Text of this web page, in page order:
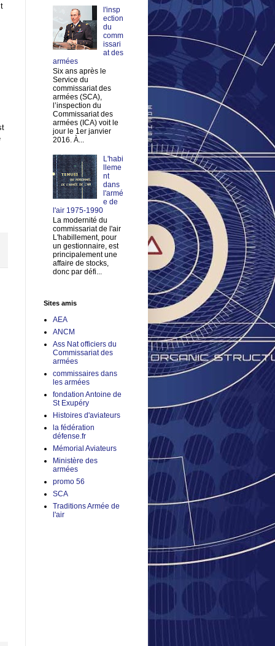
l'insp
ection
du
comm
issari
at des
armées
Six ans après le
Service du
commissariat des
armées (SCA),
l’inspection du
Commissariat des
armées (ICA) voit le
jour le 1er janvier
2016. À...
L'habi
lleme
nt
dans
l'armé
e de
l'air 1975-1990
La modernité du
commissariat de l'air
L'habillement, pour
un gestionnaire, est
principalement une
affaire de stocks,
donc par défi...
Sites amis
AEA
ANCM
Ass Nat officiers du
Commissariat des
armées
commissaires dans
les armées
fondation Antoine de
St Exupéry
Histoires d'aviateurs
la fédération
défense.fr
Mémorial Aviateurs
Ministère des
armées
promo 56
SCA
Traditions Armée de
l'air